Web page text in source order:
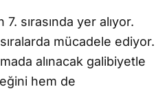
7. sırasında yer alıyor.
mücadele ediyor.
mada alınacak galibiyetle
ğini hem de